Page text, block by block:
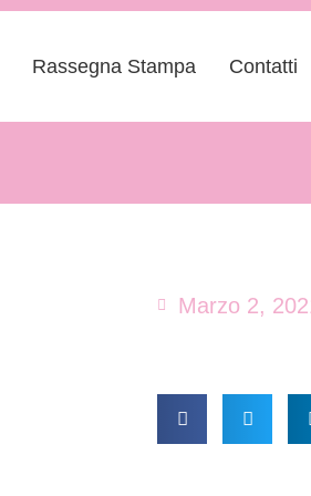
Rassegna Stampa Contatti
Marzo 2,